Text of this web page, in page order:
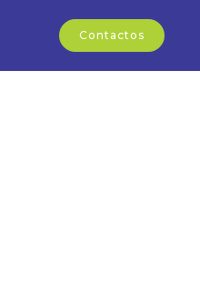
Contactos